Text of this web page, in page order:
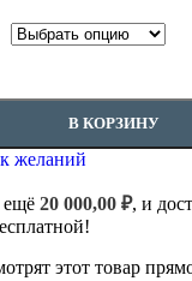
В КОРЗИНУ
желаний
ещё 20 000,00 ₽, и
этот товар